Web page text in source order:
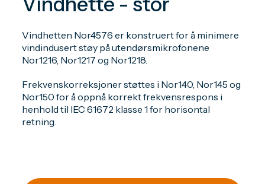
Vindhetten Nor4576 er konstruert for å minimere
vindindusert støy på utendørsmikrofonene
Nor1216, Nor1217 og Nor1218.
Frekvenskorreksjoner støttes i Nor140, Nor145 og
Nor150 for å oppnå korrekt frekvensrespons i
henhold til IEC 61672 klasse 1 for horisontal
retning.